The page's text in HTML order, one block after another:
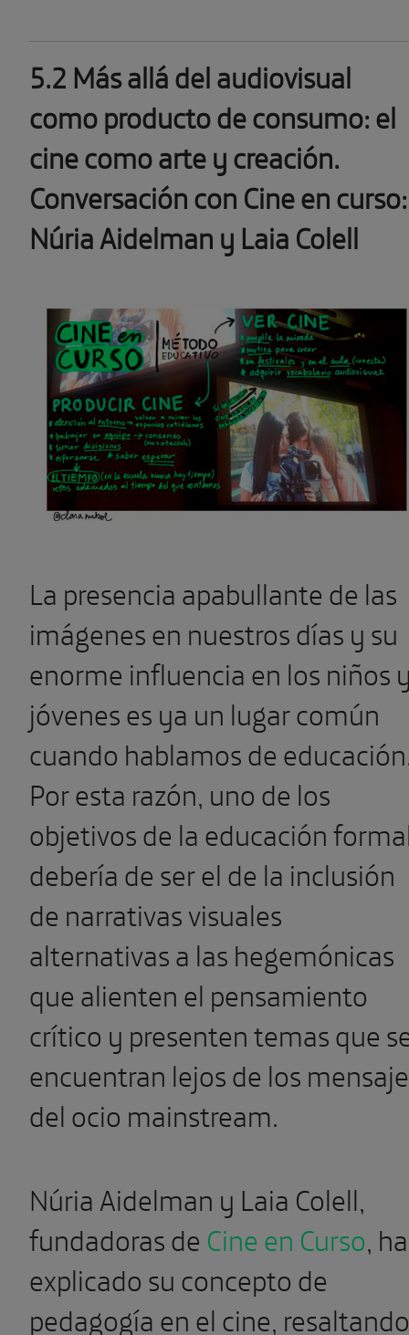
5.2 Más allá del audiovisual
como producto de consumo: el
cine como arte y creación.
Conversación con Cine en curso:
Núria Aidelman y Laia Colell
La presencia apabullante de las
imágenes en nuestros días y su
enorme influencia en los niños
jóvenes es ya un lugar común
cuando hablamos de
Por esta razón, uno de los
objetivos de la educación
debería de ser el de la inclusión
de narrativas visuales
alternativas a las hegemónicas
que alienten el pensamiento
crítico y presenten temas que
encuentran lejos de los
del ocio mainstream.
Núria Aidelman y Laia Colell,
fundadoras de Cine en Curso,
explicado su concepto de
pedagogía en el cine, resaltando